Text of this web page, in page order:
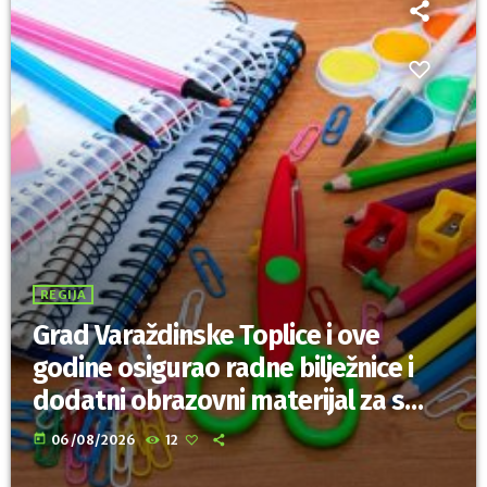
REGIJA
Grad Varaždinske Toplice i ove
godine osigurao radne bilježnice i
dodatni obrazovni materijal za sve
osnovnoškolce
today 06/08/2026 12